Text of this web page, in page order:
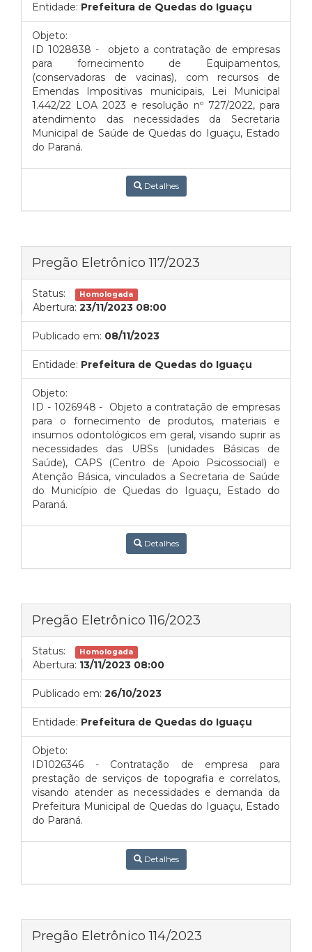
Entidade: Prefeitura de Quedas do Iguaçu
Objeto:
ID 1028838 - objeto a contratação de empresas
para fornecimento de Equipamentos,
(conservadoras de vacinas), com recursos de
Emendas Impositivas municipais, Lei Municipal
1.442/22 LOA 2023 e resolução nº 727/2022, para
atendimento das necessidades da Secretaria
Municipal de Saúde de Quedas do Iguaçu, Estado
do Paraná.
Detalhes
Pregão Eletrônico 117/2023
Status: Homologada
Abertura: 23/11/2023 08:00
Publicado em: 08/11/2023
Entidade: Prefeitura de Quedas do Iguaçu
Objeto:
ID - 1026948 - Objeto a contratação de empresas
para o fornecimento de produtos, materiais e
insumos odontológicos em geral, visando suprir as
necessidades das UBSs (unidades Básicas de
Saúde), CAPS (Centro de Apoio Psicossocial) e
Atenção Básica, vinculados a Secretaria de Saúde
do Município de Quedas do Iguaçu, Estado do
Paraná.
Detalhes
Pregão Eletrônico 116/2023
Status: Homologada
Abertura: 13/11/2023 08:00
Publicado em: 26/10/2023
Entidade: Prefeitura de Quedas do Iguaçu
Objeto:
ID1026346 - Contratação de empresa para
prestação de serviços de topografia e correlatos,
visando atender as necessidades e demanda da
Prefeitura Municipal de Quedas do Iguaçu, Estado
do Paraná.
Detalhes
Pregão Eletrônico 114/2023